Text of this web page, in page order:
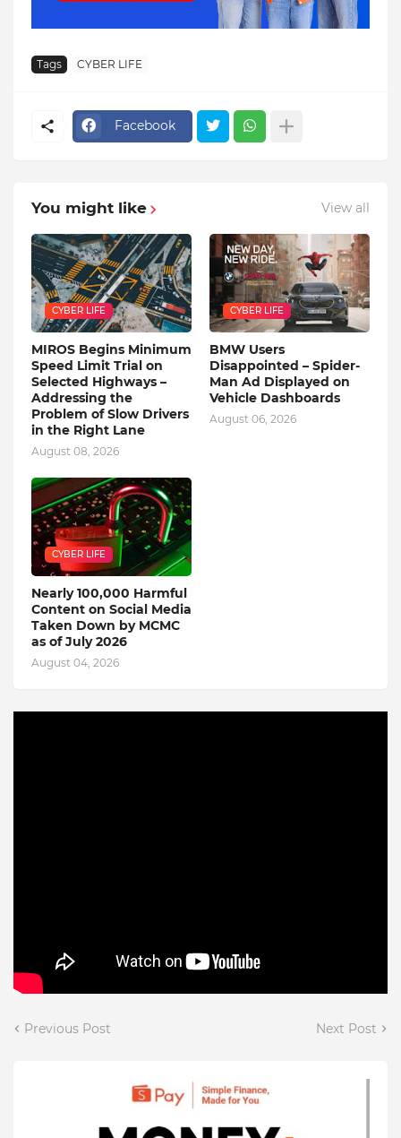
Tags CYBER LIFE
Facebook
You might like View all
CYBER LIFE
MIROS Begins Minimum
Speed ​​Limit Trial on
Selected Highways –
Addressing the
Problem of Slow Drivers
in the Right Lane
August 08, 2026
CYBER LIFE
BMW Users
Disappointed – Spider-
Man Ad Displayed on
Vehicle Dashboards
August 06, 2026
CYBER LIFE
Nearly 100,000 Harmful
Content on Social Media
Taken Down by MCMC
as of July 2026
August 04, 2026
Previous Post Next Post